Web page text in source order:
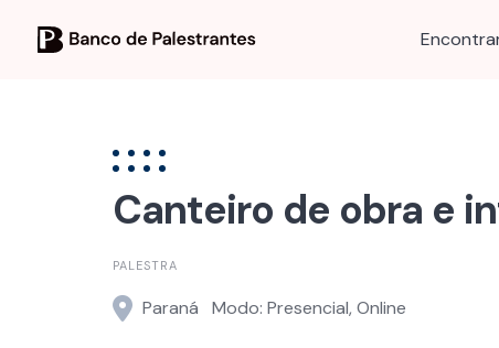
Canteiro de obra e
PALESTRA
Paraná Modo: Presencial, Online